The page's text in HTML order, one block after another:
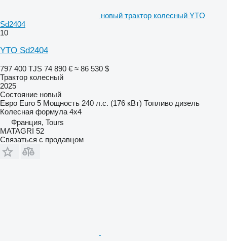
новый трактор колесный YTO
Sd2404
10
YTO Sd2404
797 400 TJS 74 890 € ≈ 86 530 $
Трактор колесный
2025
Состояние новый
Евро Euro 5 Мощность 240 л.с. (176 кВт) Топливо дизель
Колесная формула 4x4
Франция, Tours
MATAGRI 52
Связаться с продавцом